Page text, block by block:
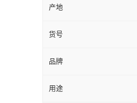
产地
货号
品牌
用途